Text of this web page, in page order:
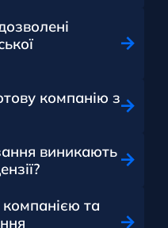
компанію з
виникають
та